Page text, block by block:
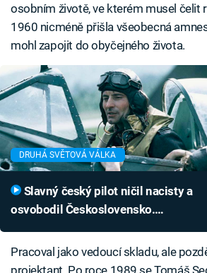
osobním životě, ve kterém musel čelit
1960 nicméně přišla všeobecná
mohl zapojit do obyčejného života.
DRUHÁ SVĚTOVÁ VÁLKA
osvobodil Československo.
Pracoval jako vedoucí skladu, ale